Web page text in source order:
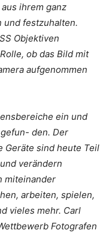
ihrem ganz
und festzuhalten.
Objektiven
ob das Bild mit
aufgenommen
ein und
den. Der
Geräte sind heute Teil
verändern
miteinander
arbeiten, spielen,
vieles mehr. Carl
Fotografen